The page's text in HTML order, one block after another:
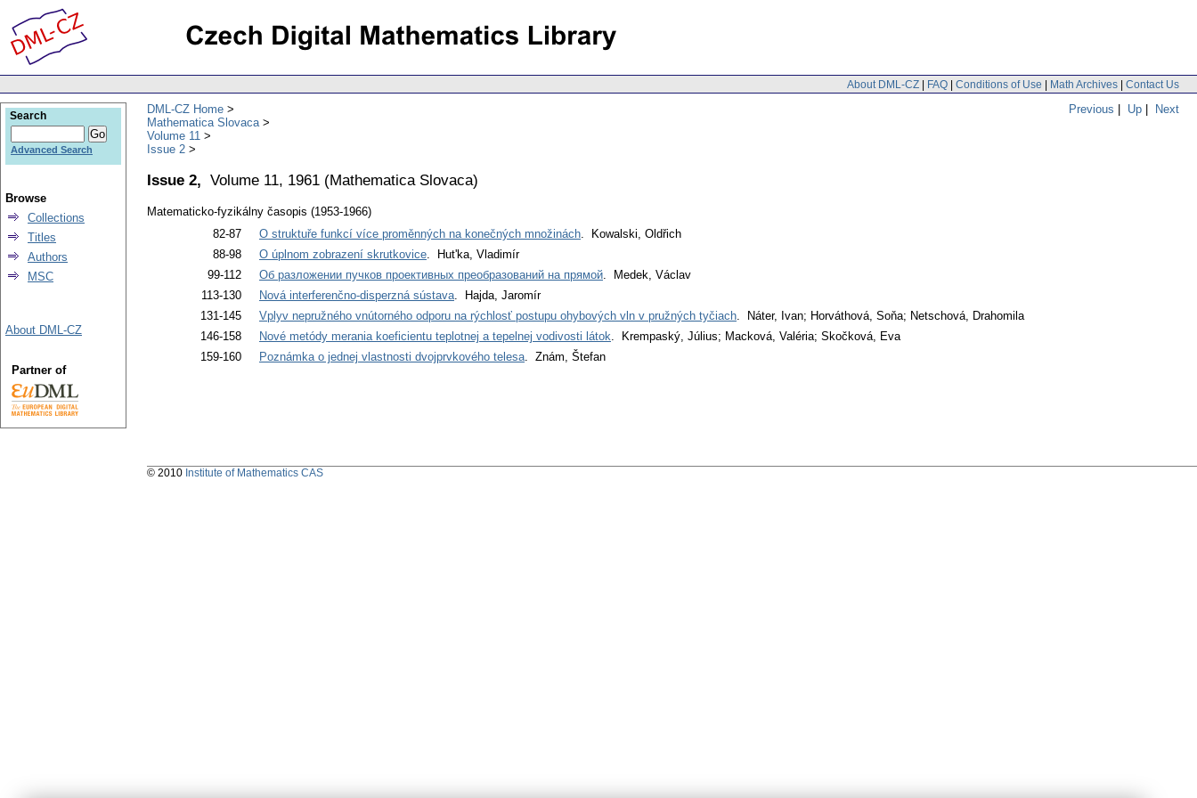
About DML-CZ | FAQ | Conditions of Use | Math Archives | Contact Us
Previous | Up | Next
DML-CZ Home
Mathematica Slovaca
Volume 11
Issue 2
Issue 2, Volume 11, 1961 (Mathematica Slovaca)
Matematicko-fyzikálny časopis (1953-1966)
82-87
O struktuře funkcí více proměnných na konečných množinách. Kowalski, Oldřich
88-98
O úplnom zobrazení skrutkovice. Hut'ka, Vladimír
99-112
Об разложении пучков проективных преобразований на прямой. Medek, Václav
113-130
Nová interferenčno-disperzná sústava. Hajda, Jaromír
131-145
Vplyv nepružného vnútorného odporu na rýchlosť postupu ohybových vln v pružných tyčiach. Náter, Ivan; Horváthová, Soňa; Netschová, Drahomila
146-158
Nové metódy merania koeficientu teplotnej a tepelnej vodivosti látok. Krempaský, Július; Macková, Valéria; Skočková, Eva
159-160
Poznámka o jednej vlastnosti dvojprvkového telesa. Znám, Štefan
Search
Advanced Search
Browse
Collections
Titles
Authors
MSC
About DML-CZ
Partner of
© 2010 Institute of Mathematics CAS